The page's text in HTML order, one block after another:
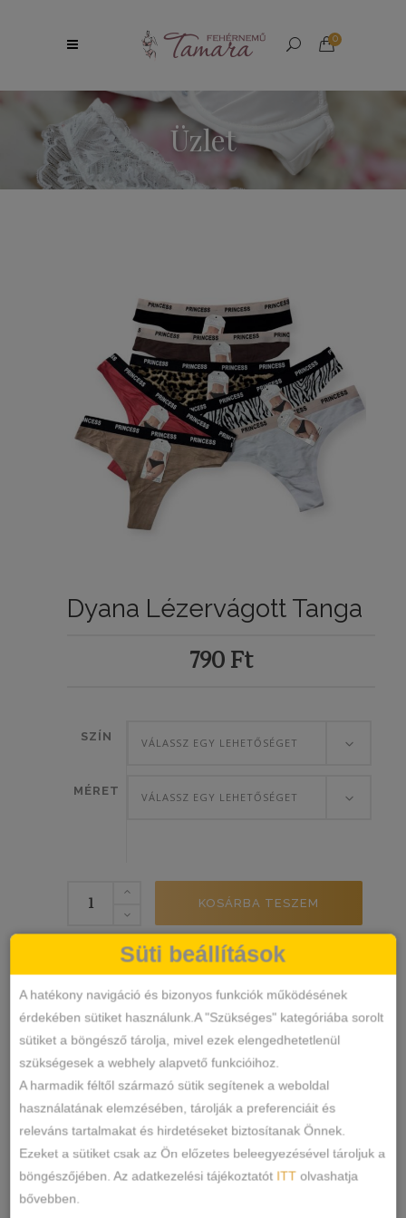
0
Üzlet
Dyana Lézervágott Tanga
790 Ft
SZÍN VÁLASSZ EGY LEHETŐSÉGET
MÉRET VÁLASSZ EGY LEHETŐSÉGET
Lézervágott
Tanga
mennyiség
KOSÁRBA TESZEM
10309
KATEGÓRIÁK Alsónemű,Tanga
CÍMKÉK
Márka:Dyana
MEGOSZTÁS
LEÍRÁS
TOVÁBBI INFORMÁCIÓK
Testre simuló tanga, varrás nélkül,mikroszálas
Süti beállítások
A hatékony navigáció és bizonyos funkciók működésének
érdekében sütiket használunk.A "Szükséges" kategóriába sorolt
sütiket a böngésző tárolja, mivel ezek elengedhetetlenül
szükségesek a webhely alapvető funkcióihoz.
A harmadik féltől származó sütik segítenek a weboldal
használatának elemzésében, tárolják a preferenciáit és
releváns tartalmakat és hirdetéseket biztosítanak Önnek.
Ezeket a sütiket csak az Ön előzetes beleegyezésével tároljuk a
böngészőjében. Az adatkezelési tájékoztatót ITT olvashatja
bővebben.